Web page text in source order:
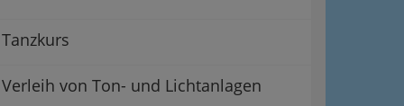
Tanzkurs
Verleih von Ton- und Lichtanlagen